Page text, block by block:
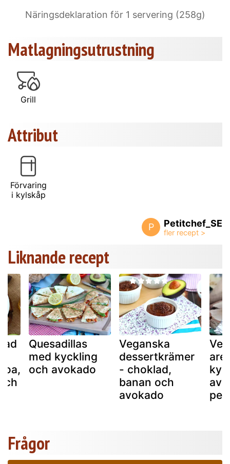
Näringsdeklaration för 1 servering (258g)
Matlagningsutrustning
Grill
Attribut
Förvaring
i kylskåp
P Petitchef_SE
Liknande recept
Quesadillas
med kyckling
och avokado
Veganska
dessertkrämer
- choklad,
banan och
avokado
Frågor